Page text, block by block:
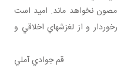
نخواهد ماند. اميد است
و از لغزشهاي اخلاقي و
قم جوادي آملي